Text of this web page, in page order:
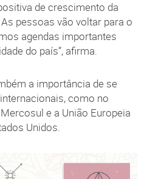
de crescimento da
pessoas vão voltar para o
agendas importantes
do país”, afirma.
a importância de se
como no
e a União Europeia
Unidos.